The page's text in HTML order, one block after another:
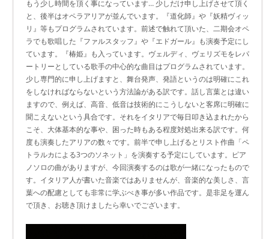
もう少し時間を頂く事になっています… 少しだけ申し上げさせて頂く
と、後半はオペラアリアが並んでいます。『道化師』や『妖精ヴィッ
リ』等もプログラムされています。前述で触れて頂いた、二期会オペ
ラでも歌唱した『ファルスタッフ』や『エドガール』も演奏予定にし
ています。『椿姫』も入っています。ヴェルディ、ヴェリズモをレパ
ートリーとしている歌手の中心的な曲目はプログラムされています。
少し専門的に申し上げますと、舞台発声、発語というのは明確にこれ
をしなければならないという方法論がある訳です。話し言葉とは違い
ますので、例えば、高音、低音は技術的にこうしないと客席に明確に
聞こえないという具合です。それをイタリアで毎日叩き込まれたから
こそ、大体基本的な事や、困った時もある程度対処出来る訳です。何
度も演奏したアリアの数々です。前半で申し上げるとリスト作曲「ペ
トラルカによる3つのソネット」を演奏する予定にしています。ピア
ノソロの曲がありますが、今回演奏するのは歌が一緒になったもので
す。イタリア人が書いた音楽ではありませんが、音楽的な美しさ、言
葉への配慮としても非常に学ぶべき事が多い作品です。是非足を運ん
で頂き、お聴き頂けましたら幸いでございます。